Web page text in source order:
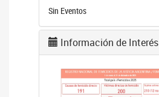
Sin Eventos
Información de Interés